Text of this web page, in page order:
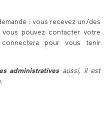
: vous recevez un/des
vous pouvez contacter votre
pour vous tenir
administrativesaussi, il est